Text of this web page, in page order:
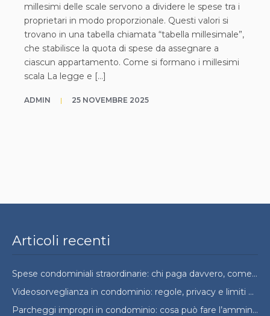
millesimi delle scale servono a dividere le spese tra i
proprietari in modo proporzionale. Questi valori si
trovano in una tabella chiamata “tabella millesimale”,
che stabilisce la quota di spese da assegnare a
ciascun appartamento.​ Come si formano i millesimi
scala La legge e […]
ADMIN | 25 NOVEMBRE 2025
Articoli recenti
Spese condominiali straordinarie: chi paga davvero, come si ripartono e quando si possono contestare
Videosorveglianza in condominio: regole, privacy e limiti da conoscere
Parcheggi impropri in condominio: cosa può fare l’amministratore e cosa no